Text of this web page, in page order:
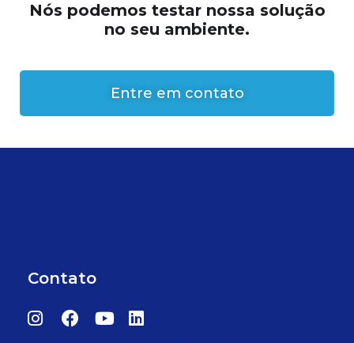
Nós podemos testar nossa solução
no seu ambiente.
Entre em contato
Contato